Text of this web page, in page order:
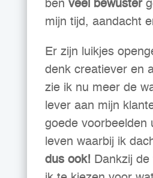
ben veel bewuster
mijn tijd, aandacht
Er zijn luikjes
denk creatiever en
zie ik nu meer de
lever aan mijn
goede voorbeelden
leven waarbij ik
dus ook! Dankzij